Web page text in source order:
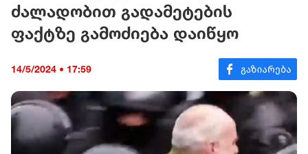
ძალადობით გადამეტების
ფაქტზე გამოძიება დაიწყო
14/5/2024 • 17:59